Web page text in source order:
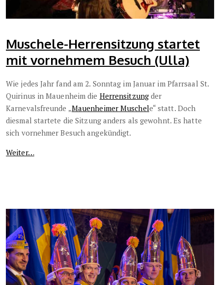
Muschele-Herrensitzung startet
mit vornehmem Besuch (Ulla)
Wie jedes Jahr fand am 2. Sonntag im Januar im Pfarrsaal St.
Quirinus in Mauenheim die Herrensitzungder
Karnevalsfreunde „Mauenheimer Muschele“ statt. Doch
diesmal startete die Sitzung anders als gewohnt. Es hatte
sich vornehmer Besuch angekündigt.
Weiter…